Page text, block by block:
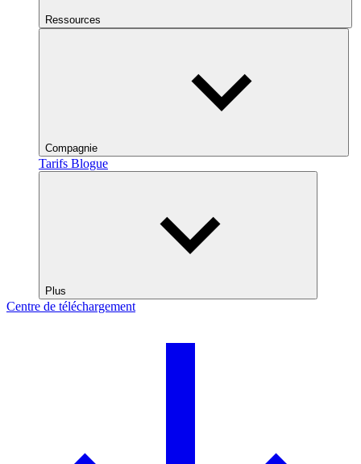
Ressources
Compagnie
Tarifs Blogue
Plus
Centre de téléchargement